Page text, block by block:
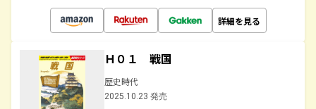
詳細を見る
Ｈ０１ 戦国
歴史時代
2025.10.23 発売